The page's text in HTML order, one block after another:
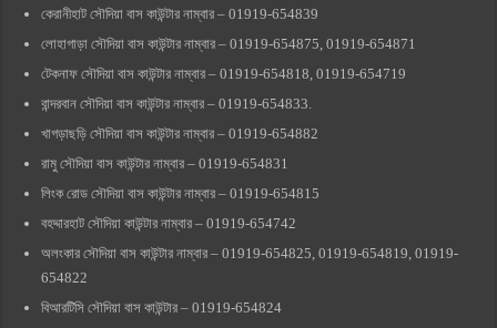
কেরানীহাট সৌদিয়া বাস কাউন্টার নাম্বার – 01919-654839
লোহাগাড়া সৌদিয়া বাস কাউন্টার নাম্বার – 01919-654875, 01919-654871
টেকনাফ সৌদিয়া বাস কাউন্টার নাম্বার – 01919-654818, 01919-654719
বান্দরবান সৌদিয়া বাস কাউন্টার নাম্বার – 01919-654833.
খাগড়াছড়ি সৌদিয়া বাস কাউন্টার নাম্বার – 01919-654882
রামু সৌদিয়া বাস কাউন্টার নাম্বার – 01919-654831
লিংক রোড সৌদিয়া বাস কাউন্টার নাম্বার – 01919-654815
বহদ্দারহাট সৌদিয়া কাউন্টার নাম্বার – 01919-654742
অলংকার সৌদিয়া বাস কাউন্টার নাম্বার – 01919-654825, 01919-654819, 01919-
654822
বিআরটিসি সৌদিয়া বাস কাউন্টার – 01919-654824